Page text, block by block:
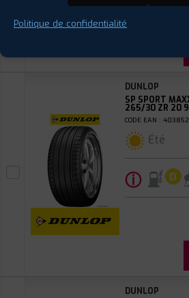
DUNLOP
SP SPORT
265/30 ZR 20
CODE EAN :
Été
ⓘ D
DUNLOP
Politique de confidentialité